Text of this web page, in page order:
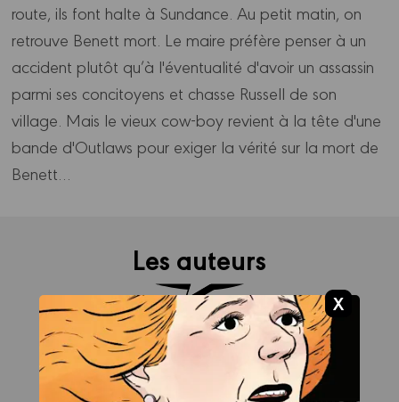
route, ils font halte à Sundance. Au petit matin, on
retrouve Benett mort. Le maire préfère penser à un
accident plutôt qu’à l'éventualité d'avoir un assassin
parmi ses concitoyens et chasse Russell de son
village. Mais le vieux cow-boy revient à la tête d'une
bande d'Outlaws pour exiger la vérité sur la mort de
Benett…
Les auteurs